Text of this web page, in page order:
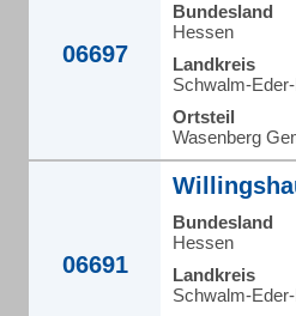
06697
Bundesland
Hessen
Landkreis
Schwalm-
Ortsteil
Wasenberg
06691
Bundesland
Hessen
Landkreis
Schwalm-